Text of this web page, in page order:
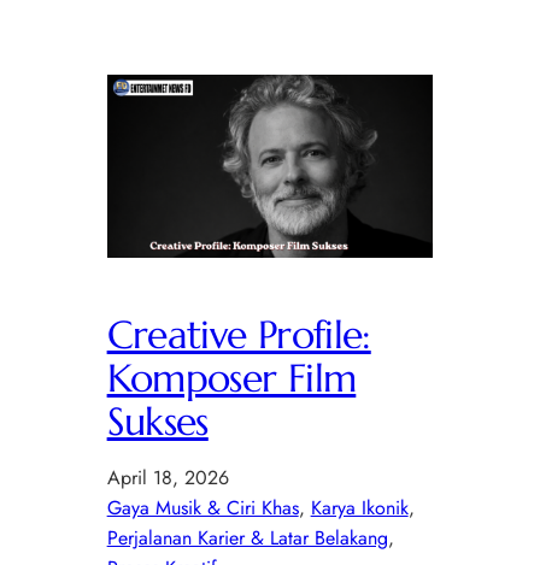
Creative Profile:
Komposer Film
Sukses
April 18, 2026
Gaya Musik & Ciri Khas, Karya Ikonik
Perjalanan Karier & Latar Belakang